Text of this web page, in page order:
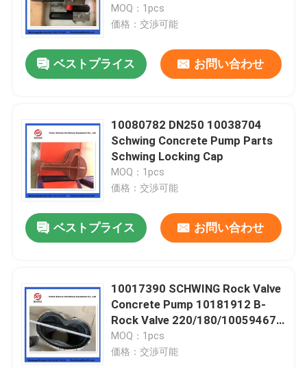
Pump
MOQ：1pcs
価格：交渉可能
ベストプライス お問い合わせ
10080782 DN250 10038704
Schwing Concrete Pump Parts
Schwing Locking Cap
MOQ：1pcs
価格：交渉可能
ベストプライス お問い合わせ
10017390 SCHWING Rock Valve
Concrete Pump 10181912 B-
Rock Valve 220/180/10059467
210/180
MOQ：1pcs
価格：交渉可能